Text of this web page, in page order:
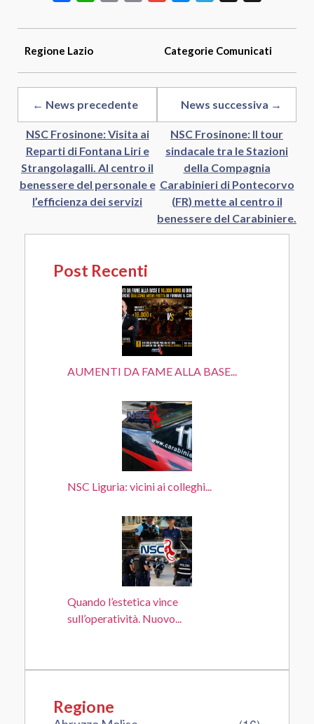
Regione Lazio Categorie Comunicati
← News precedente
NSC Frosinone: Visita ai
Reparti di Fontana Liri e
Strangolagalli. Al centro il
benessere del personale e
l’efficienza dei servizi
News successiva →
NSC Frosinone: Il tour
sindacale tra le Stazioni
della Compagnia
Carabinieri di Pontecorvo
(FR) mette al centro il
benessere del Carabiniere.
Post Recenti
AUMENTI DA FAME ALLA BASE...
NSC Liguria: vicini ai colleghi...
Quando l’estetica vince
sull’operatività. Nuovo...
Regione